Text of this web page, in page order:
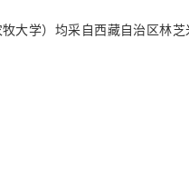
大学）均采自西藏自治区林